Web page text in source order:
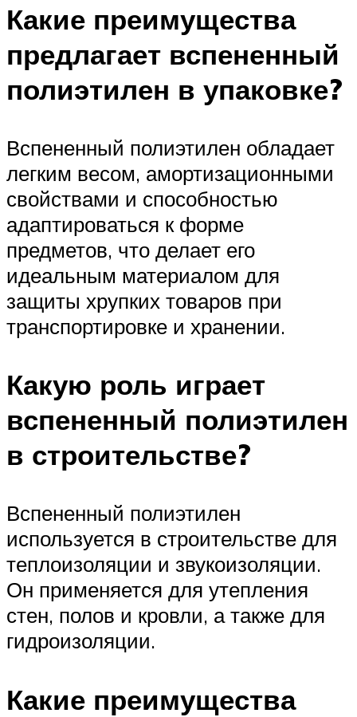
Какие преимущества
предлагает вспененный
полиэтилен в упаковке?
Вспененный полиэтилен обладает
легким весом, амортизационными
свойствами и способностью
адаптироваться к форме
предметов, что делает его
идеальным материалом для
защиты хрупких товаров при
транспортировке и хранении.
Какую роль играет
вспененный полиэтилен
в строительстве?
Вспененный полиэтилен
используется в строительстве для
теплоизоляции и звукоизоляции.
Он применяется для утепления
стен, полов и кровли, а также для
гидроизоляции.
Какие преимущества